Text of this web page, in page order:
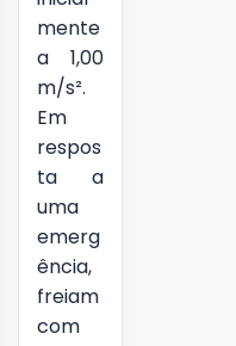
mente
a 1,00
m/s².
Em
respos
ta a
uma
emerg
ência,
freiam
com